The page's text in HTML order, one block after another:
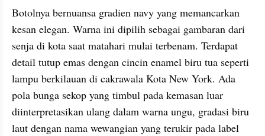
Botolnya bernuansa gradien navy yang memancarkan
kesan elegan. Warna ini dipilih sebagai gambaran dari
senja di kota saat matahari mulai terbenam. Terdapat
detail tutup emas dengan cincin enamel biru tua seperti
lampu berkilauan di cakrawala Kota New York. Ada
pola bunga sekop yang timbul pada kemasan luar
diinterpretasikan ulang dalam warna ungu, gradasi biru
laut dengan nama wewangian yang terukir pada label